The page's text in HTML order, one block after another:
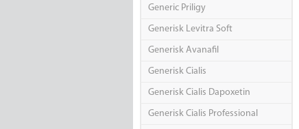
Generic Priligy
Generisk Levitra Soft
Generisk Avanafil
Generisk Cialis
Generisk Cialis Dapoxetin
Generisk Cialis Professional